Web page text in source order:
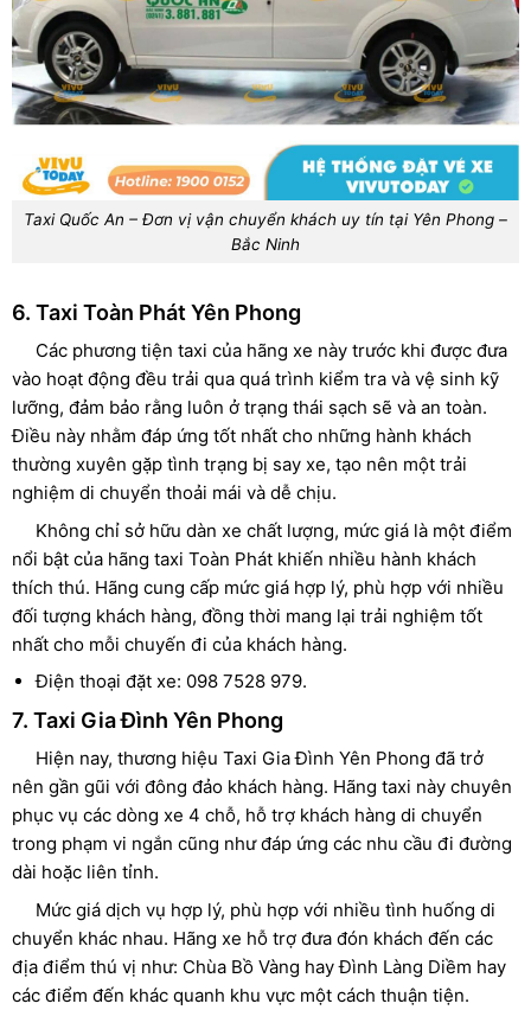
Taxi Quốc An – Đơn vị vận chuyển khách uy tín tại Yên Phong –
Bắc Ninh
6. Taxi Toàn Phát Yên Phong
Các phương tiện taxi của hãng xe này trước khi được đưa
vào hoạt động đều trải qua quá trình kiểm tra và vệ sinh kỹ
lưỡng, đảm bảo rằng luôn ở trạng thái sạch sẽ và an toàn.
Điều này nhằm đáp ứng tốt nhất cho những hành khách
thường xuyên gặp tình trạng bị say xe, tạo nên một trải
nghiệm di chuyển thoải mái và dễ chịu.
Không chỉ sở hữu dàn xe chất lượng, mức giá là một điểm
nổi bật của hãng taxi Toàn Phát khiến nhiều hành khách
thích thú. Hãng cung cấp mức giá hợp lý, phù hợp với nhiều
đối tượng khách hàng, đồng thời mang lại trải nghiệm tốt
nhất cho mỗi chuyến đi của khách hàng.
Điện thoại đặt xe: 098 7528 979.
7. Taxi Gia Đình Yên Phong
Hiện nay, thương hiệu Taxi Gia Đình Yên Phong đã trở
nên gần gũi với đông đảo khách hàng. Hãng taxi này chuyên
phục vụ các dòng xe 4 chỗ, hỗ trợ khách hàng di chuyển
trong phạm vi ngắn cũng như đáp ứng các nhu cầu đi đường
dài hoặc liên tỉnh.
Mức giá dịch vụ hợp lý, phù hợp với nhiều tình huống di
chuyển khác nhau. Hãng xe hỗ trợ đưa đón khách đến các
địa điểm thú vị như: Chùa Bồ Vàng hay Đình Làng Diềm hay
các điểm đến khác quanh khu vực một cách thuận tiện.